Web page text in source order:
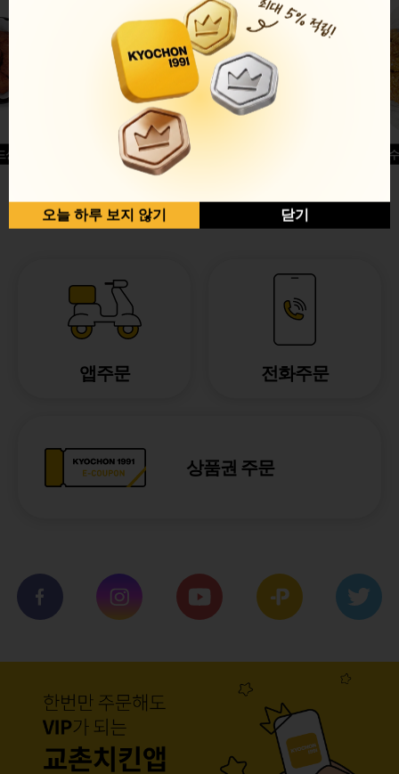
글윙
반반순살[레드+허니]
허니옥
앱주문 전화주문
상품권 주문
오늘 하루 보지 않기 닫기